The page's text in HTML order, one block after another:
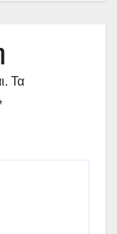
Τα